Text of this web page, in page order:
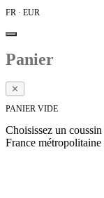
FR · EUR
Panier
✕
PANIER VIDE
Choisissez un
France métropolitaine